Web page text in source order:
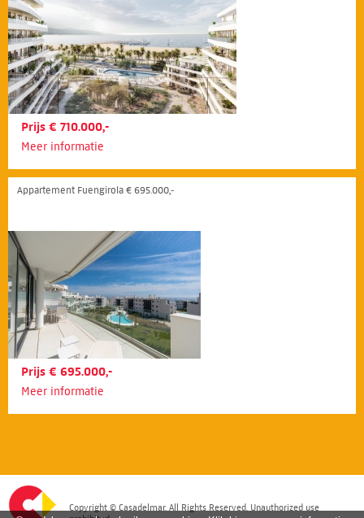
Prijs € 710.000,-
Meer informatie
Appartement Fuengirola € 695.000,-
Prijs € 695.000,-
Meer informatie
Copyright © Casadelmar. All Rights Reserved. Unauthorized use